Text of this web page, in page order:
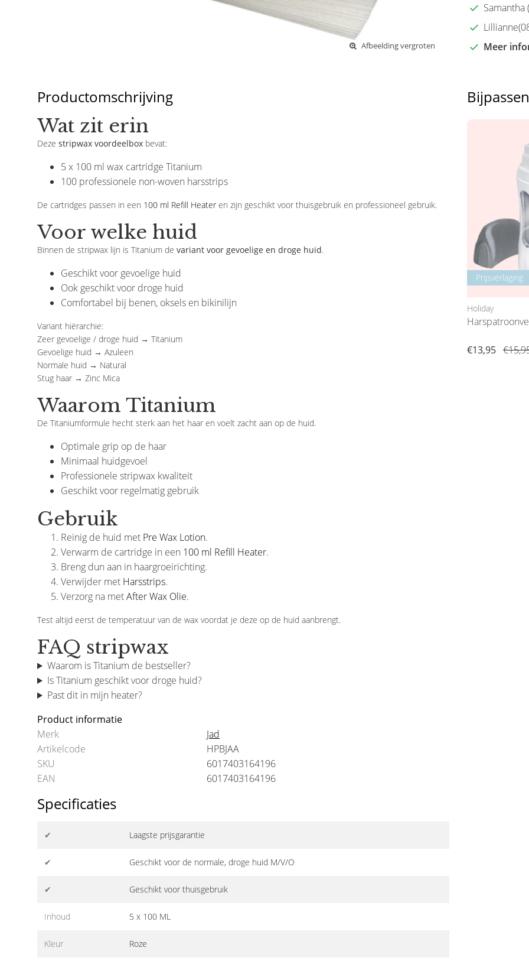
Afbeelding vergroten
Meer
Productomschrijving
Wat zit erin
Deze stripwax voordeelbox bevat:
5 x 100 ml wax cartridge Titanium
100 professionele non-woven harsstrips
De cartridges passen in een 100 ml Refill Heater en zijn geschikt voor thuisgebruik en professioneel gebruik.
Voor welke huid
Binnen de stripwax lijn is Titanium de variant voor gevoelige en droge huid.
Geschikt voor gevoelige huid
Ook geschikt voor droge huid
Comfortabel bij benen, oksels en bikinilijn
Variant hiërarchie:
Zeer gevoelige / droge huid → Titanium
Gevoelige huid → Azuleen
Normale huid → Natural
Stug haar → Zinc Mica
Waarom Titanium
De Titaniumformule hecht sterk aan het haar en voelt zacht aan op de huid.
Optimale grip op de haar
Minimaal huidgevoel
Professionele stripwax kwaliteit
Geschikt voor regelmatig gebruik
Gebruik
Reinig de huid met Pre Wax Lotion.
Verwarm de cartridge in een 100 ml Refill Heater.
Breng dun aan in haargroeirichting.
Verwijder met Harsstrips.
Verzorg na metAfter Wax Olie.
Test altijd eerst de temperatuur van de wax voordat je deze op de huid aanbrengt.
FAQ stripwax
Waarom is Titanium de bestseller?
Is Titanium geschikt voor droge huid?
Past dit in mijn heater?
Product informatie
Merk
Jad
Artikelcode
HPBJAA
SKU
6017403164196
EAN
6017403164196
Specificaties
✔ Laagste prijsgarantie
✔ Geschikt voor de normale, droge huid M/V/O
✔ Geschikt voor thuisgebruik
Inhoud 5 x 100 ML
Kleur Roze
Holiday
Prijsverlaging
Holiday
€13,95